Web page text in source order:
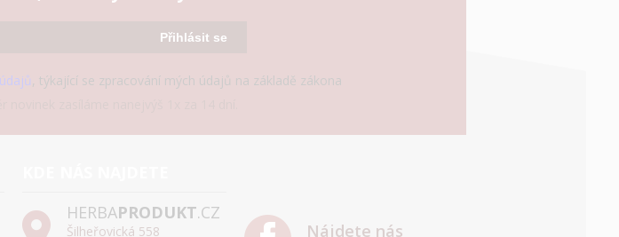
Přihlásit se
, týkající se zpracování mých údajů na základě zákona
HERBAPRODUKT.CZ
Šilheřovická 558 Nájdete nás